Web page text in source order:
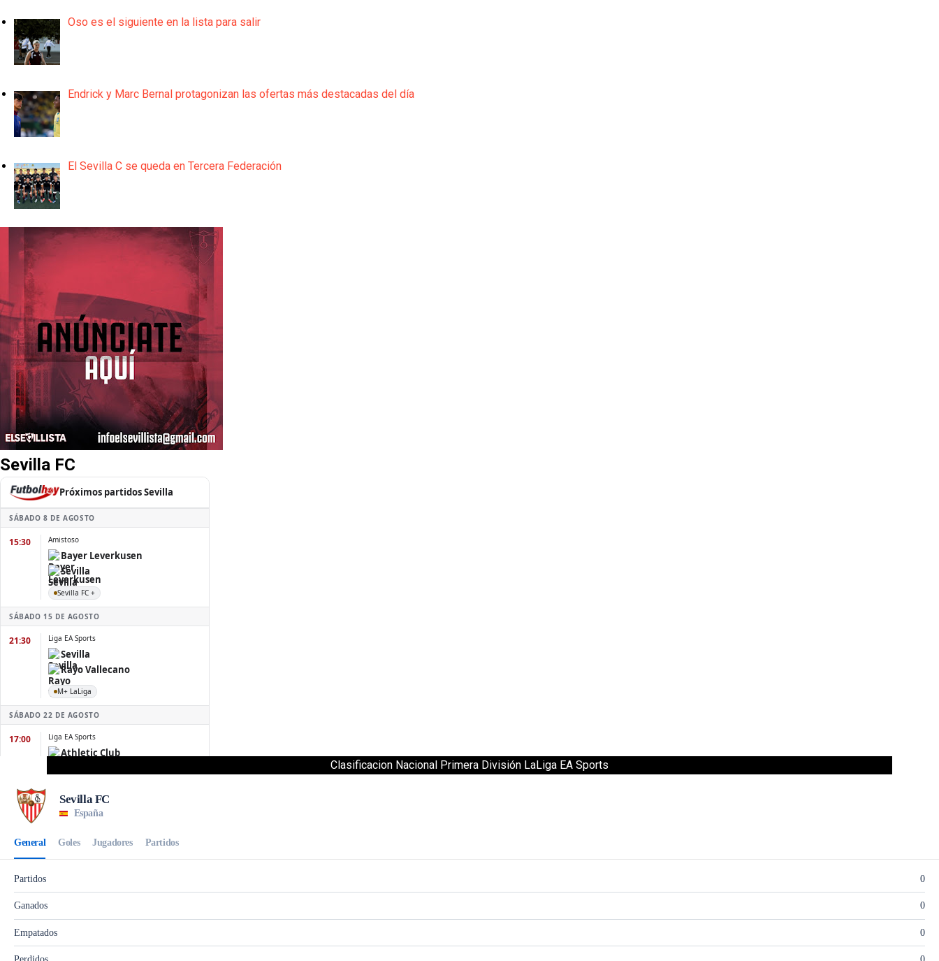
Oso es el siguiente en la lista para salir
Endrick y Marc Bernal protagonizan las ofertas más destacadas del día
El Sevilla C se queda en Tercera Federación
Sevilla FC
Clasificacion Nacional Primera División LaLiga EA Sports